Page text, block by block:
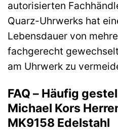
autorisierten
Quarz-Uhrwerks hat
Lebensdauer von
fachgerecht
am Uhrwerk zu
FAQ – Häufig
Michael Kors
MK9158 Edelstahl